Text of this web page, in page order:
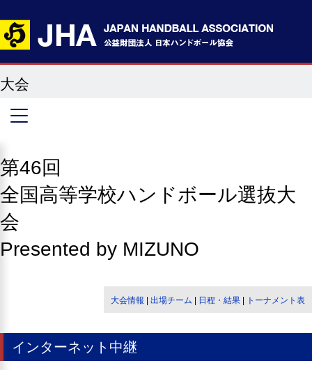
大会
第46回
全国高等学校ハンドボール選抜大
会
Presented by MIZUNO
大会情報 出場チーム 日程・結果 トーナメント表
インターネット中継